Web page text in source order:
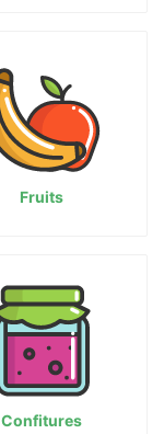
Fruits
Confitures